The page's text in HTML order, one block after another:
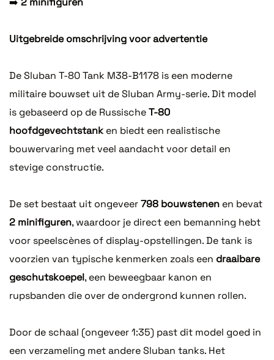
Uitgebreide omschrijving voor advertentie
De Sluban T-80 Tank M38-B1178 is een moderne
militaire bouwset uit de Sluban Army-serie. Dit model
is gebaseerd op de RussischeT-80
hoofdgevechtstanken biedt een realistische
bouwervaring met veel aandacht voor detail en
stevige constructie.
De set bestaat uit ongeveer798 bouwstenen en bevat
2 minifiguren, waardoor je direct een bemanning hebt
voor speelscènes of display-opstellingen. De tank is
voorzien van typische kenmerken zoals een draaibare
geschutskoepel, een beweegbaar kanon en
rupsbanden die over de ondergrond kunnen rollen.
Door de schaal (ongeveer 1:35) past dit model goed in
een verzameling met andere Sluban tanks. Het